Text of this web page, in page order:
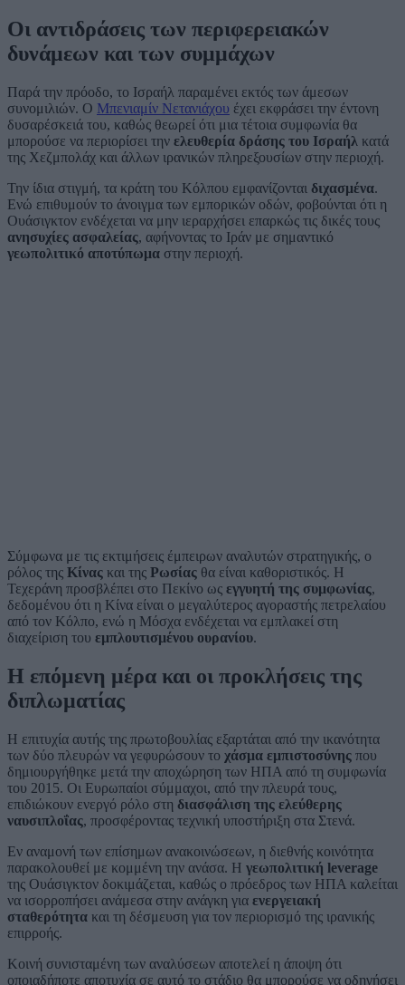
Οι αντιδράσεις των περιφερειακών
δυνάμεων και των συμμάχων
Παρά την πρόοδο, το Ισραήλ παραμένει εκτός των άμεσων
συνομιλιών. Ο Μπενιαμίν Νετανιάχου έχει εκφράσει την έντονη
δυσαρέσκειά του, καθώς θεωρεί ότι μια τέτοια συμφωνία θα
μπορούσε να περιορίσει την ελευθερία δράσης του Ισραήλ κατά
της Χεζμπολάχ και άλλων ιρανικών πληρεξουσίων στην περιοχή.
Την ίδια στιγμή, τα κράτη του Κόλπου εμφανίζονται διχασμένα.
Ενώ επιθυμούν το άνοιγμα των εμπορικών οδών, φοβούνται ότι η
Ουάσιγκτον ενδέχεται να μην ιεραρχήσει επαρκώς τις δικές τους
ανησυχίες ασφαλείας, αφήνοντας το Ιράν με σημαντικό
γεωπολιτικό αποτύπωμα στην περιοχή.
Σύμφωνα με τις εκτιμήσεις έμπειρων αναλυτών στρατηγικής, ο
ρόλος της Κίνας και της Ρωσίας θα είναι καθοριστικός. Η
Τεχεράνη προσβλέπει στο Πεκίνο ως εγγυητή της συμφωνίας,
δεδομένου ότι η Κίνα είναι ο μεγαλύτερος αγοραστής πετρελαίου
από τον Κόλπο, ενώ η Μόσχα ενδέχεται να εμπλακεί στη
διαχείριση του εμπλουτισμένου ουρανίου.
Η επόμενη μέρα και οι προκλήσεις της
διπλωματίας
Η επιτυχία αυτής της πρωτοβουλίας εξαρτάται από την ικανότητα
των δύο πλευρών να γεφυρώσουν το χάσμα εμπιστοσύνης που
δημιουργήθηκε μετά την αποχώρηση των ΗΠΑ από τη συμφωνία
του 2015. Οι Ευρωπαίοι σύμμαχοι, από την πλευρά τους,
επιδιώκουν ενεργό ρόλο στη διασφάλιση της ελεύθερης
ναυσιπλοΐας, προσφέροντας τεχνική υποστήριξη στα Στενά.
Εν αναμονή των επίσημων ανακοινώσεων, η διεθνής κοινότητα
παρακολουθεί με κομμένη την ανάσα. Η γεωπολιτική leverage
της Ουάσιγκτον δοκιμάζεται, καθώς ο πρόεδρος των ΗΠΑ καλείται
να ισορροπήσει ανάμεσα στην ανάγκη για ενεργειακή
σταθερότητα και τη δέσμευση για τον περιορισμό της ιρανικής
επιρροής.
Κοινή συνισταμένη των αναλύσεων αποτελεί η άποψη ότι
οποιαδήποτε αποτυχία σε αυτό το στάδιο θα μπορούσε να οδηγήσει